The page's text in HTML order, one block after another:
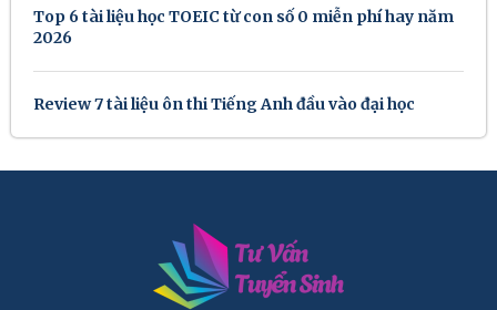
Top 6 tài liệu học TOEIC từ con số 0 miễn phí hay năm
2026
Review 7 tài liệu ôn thi Tiếng Anh đầu vào đại học